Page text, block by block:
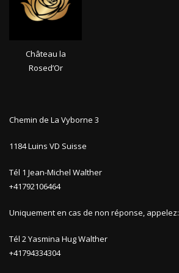
Château la
Rosed’Or
Chemin de La Vyborne 3
1184 Luins VD Suisse
Tél 1 Jean-Michel Walther
+41792106464
Uniquement en cas de non réponse, appelez:
Tél 2 Yasmina Hug Walther
+41794334304